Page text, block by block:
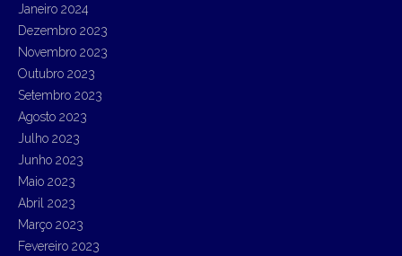
Janeiro 2024
Dezembro 2023
Novembro 2023
Outubro 2023
Setembro 2023
Agosto 2023
Julho 2023
Junho 2023
Maio 2023
Abril 2023
Março 2023
Fevereiro 2023